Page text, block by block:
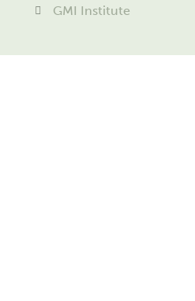
GMI Institute